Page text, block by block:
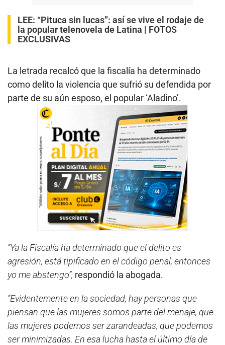
LEE: “Pituca sin lucas”: así se vive el rodaje de
la popular telenovela de Latina | FOTOS
EXCLUSIVAS
La letrada recalcó que la fiscalía ha determinado
como delito la violencia que sufrió su defendida por
parte de su aún esposo, el popular ‘Aladino’.
“Ya la Fiscalía ha determinado que el delito es
agresión, está tipificado en el código penal, entonces
yo me abstengo”, respondió la abogada.
“Evidentemente en la sociedad, hay personas que
piensan que las mujeres somos parte del menaje, que
las mujeres podemos ser zarandeadas, que podemos
ser minimizadas. En esa lucha hasta el último día de